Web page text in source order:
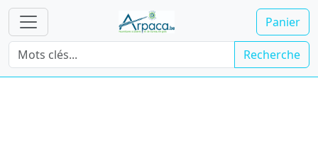
Panier
Recherche